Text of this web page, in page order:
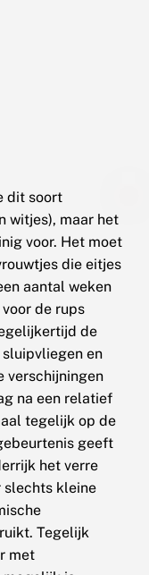
dit soort
witjes), maar het
voor. Het moet
die eitjes
aantal weken
de rups
de
en
verschijningen
na een relatief
tegelijk op de
geeft
het verre
slechts kleine
Tegelijk
met